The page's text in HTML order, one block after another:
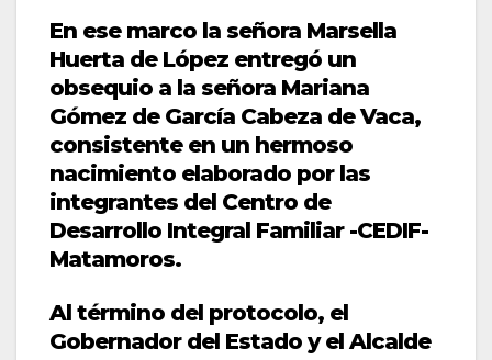
En ese marco la señora Marsella
Huerta de López entregó un
obsequio a la señora Mariana
Gómez de García Cabeza de Vaca,
consistente en un hermoso
nacimiento elaborado por las
integrantes del Centro de
Desarrollo Integral Familiar -CEDIF-
Matamoros.
Al término del protocolo, el
Gobernador del Estado y el Alcalde